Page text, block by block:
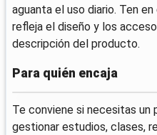
aguanta el uso diario. Ten
refleja el diseño y los
descripción del producto.
Para quién encaja
Te conviene si necesitas un
gestionar estudios, clases,